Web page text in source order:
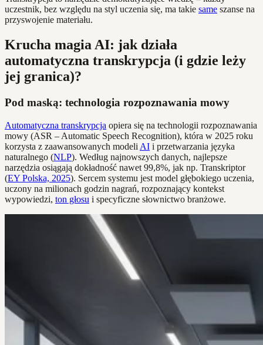
uczestnik, bez względu na styl uczenia się, ma takie same szanse na
przyswojenie materiału.
Krucha magia AI: jak działa
automatyczna transkrypcja (i gdzie leży
jej granica)?
Pod maską: technologia rozpoznawania mowy
Automatyczna transkrypcja opiera się na technologii rozpoznawania
mowy (ASR – Automatic Speech Recognition), która w 2025 roku
korzysta z zaawansowanych modeli AI i przetwarzania języka
naturalnego (NLP). Według najnowszych danych, najlepsze
narzędzia osiągają dokładność nawet 99,8%, jak np. Transkriptor
(EY Polska, 2025). Sercem systemu jest model głębokiego uczenia,
uczony na milionach godzin nagrań, rozpoznający kontekst
wypowiedzi, ton głosu i specyficzne słownictwo branżowe.